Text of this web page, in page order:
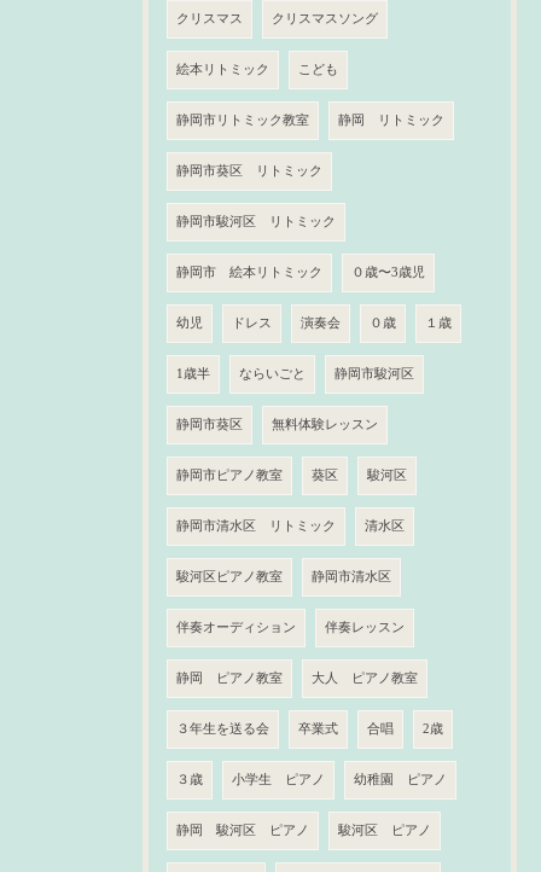
クリスマス クリスマスソング
絵本リトミック こども
静岡市リトミック教室 静岡 リトミック
静岡市葵区 リトミック
静岡市駿河区 リトミック
静岡市 絵本リトミック ０歳〜3歳児
幼児 ドレス 演奏会 ０歳 １歳
1歳半 ならいごと 静岡市駿河区
静岡市葵区 無料体験レッスン
静岡市ピアノ教室 葵区 駿河区
静岡市清水区 リトミック 清水区
駿河区ピアノ教室 静岡市清水区
伴奏オーディション 伴奏レッスン
静岡 ピアノ教室 大人 ピアノ教室
３年生を送る会 卒業式 合唱 2歳
３歳 小学生 ピアノ 幼稚園 ピアノ
静岡 駿河区 ピアノ 駿河区 ピアノ